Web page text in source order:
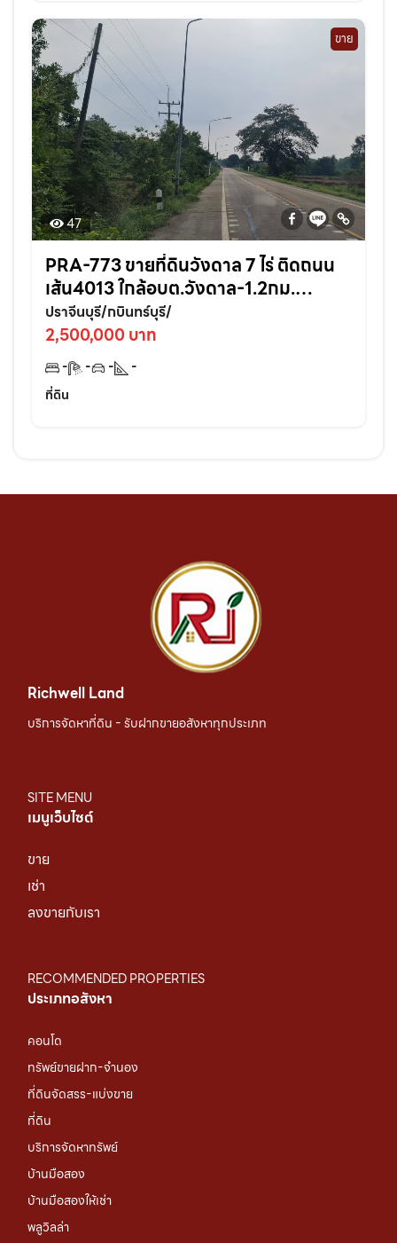
ขาย
47
PRA-773 ขายที่ดินวังดาล 7 ไร่ ติดถนน
เส้น4013 ใกล้อบต.วังดาล-1.2กม.
อ.กบินทร์บุรี ปราจีนบุรี
ปราจีนบุรี/กบินทร์บุรี/
2,500,000 บาท
- - -
-
ที่ดิน
Richwell Land
บริการจัดหาที่ดิน - รับฝากขายอสังหาทุกประเภท
SITE MENU
เมนูเว็บไซต์
ขาย
เช่า
ลงขายกับเรา
RECOMMENDED PROPERTIES
ประเภทอสังหา
คอนโด
ทรัพย์ขายฝาก-จำนอง
ที่ดินจัดสรร-แบ่งขาย
ที่ดิน
บริการจัดหาทรัพย์
บ้านมือสอง
บ้านมือสองให้เช่า
พลูวิลล่า